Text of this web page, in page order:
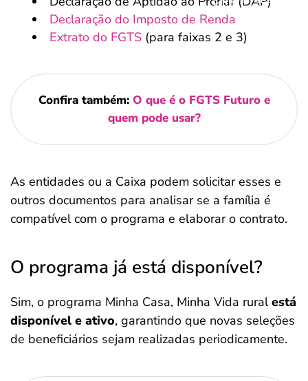
Declaração do Imposto de Renda
Extrato do FGTS (para faixas 2 e 3)
Confira também: O que é o FGTS Futuro e
quem pode usar?
As entidades ou a Caixa podem solicitar esses e
outros documentos para analisar se a família é
compatível com o programa e elaborar o contrato.
O programa já está disponível?
Sim, o programa Minha Casa, Minha Vida ruralestá
disponível e ativo, garantindo que novas seleções
de beneficiários sejam realizadas periodicamente.